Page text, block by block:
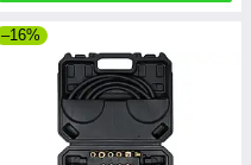
–16%